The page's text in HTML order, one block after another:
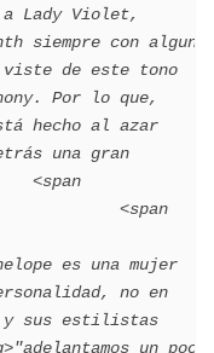
a Lady Violet,
siempre con alguna
de este tono
Por lo que,
hecho al azar
una gran
<span
<span
es una mujer
no en
y sus estilistas
un poco